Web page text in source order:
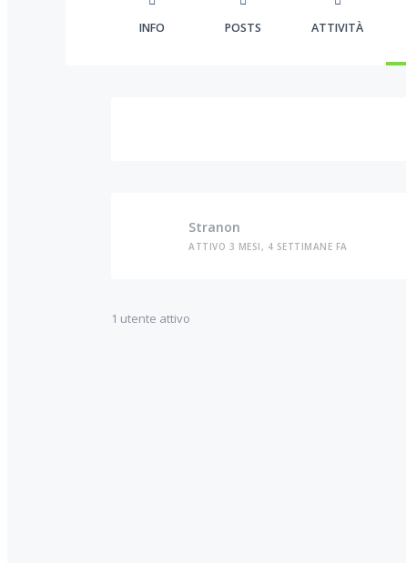
INFO POSTS ATTIVITÀ
Stranon
ATTIVO 3 MESI, 4 SETTIMANE FA
1 utente attivo